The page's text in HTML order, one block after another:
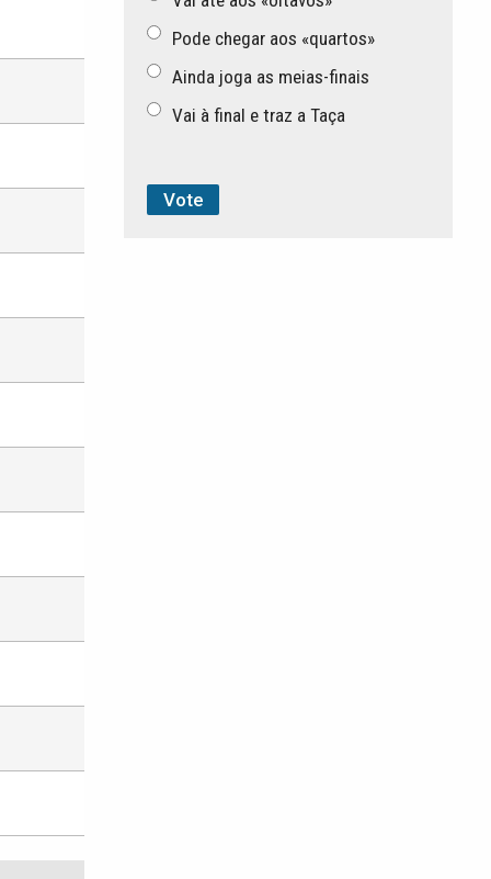
Pode chegar aos «quartos»
Ainda joga as meias-finais
Vai à final e traz a Taça